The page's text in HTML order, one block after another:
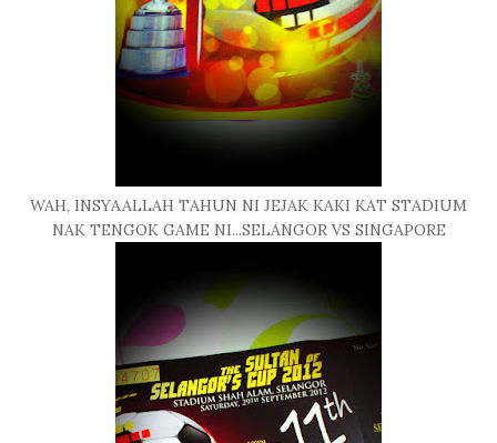
WAH, INSYAALLAH TAHUN NI JEJAK KAKI KAT STADIUM
NAK TENGOK GAME NI...SELANGOR VS SINGAPORE